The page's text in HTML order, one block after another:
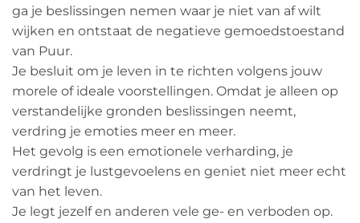
ga je beslissingen nemen waar je niet van af wilt
wijken en ontstaat de negatieve gemoedstoestand
van Puur.
Je besluit om je leven in te richten volgens jouw
morele of ideale voorstellingen. Omdat je alleen op
verstandelijke gronden beslissingen neemt,
verdring je emoties meer en meer.
Het gevolg is een emotionele verharding, je
verdringt je lustgevoelens en geniet niet meer echt
van het leven.
Je legt jezelf en anderen vele ge- en verboden op.